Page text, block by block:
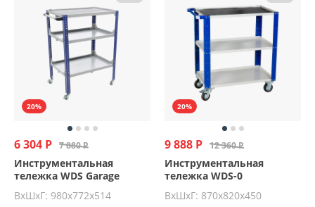
20%
6 304 Р 7 880 Р
Инструментальная
тележка WDS Garage
ВхШхГ: 980х772х514
20%
9 888 Р 12 360 Р
Инструментальная
тележка WDS-0
ВхШхГ: 870х820х450